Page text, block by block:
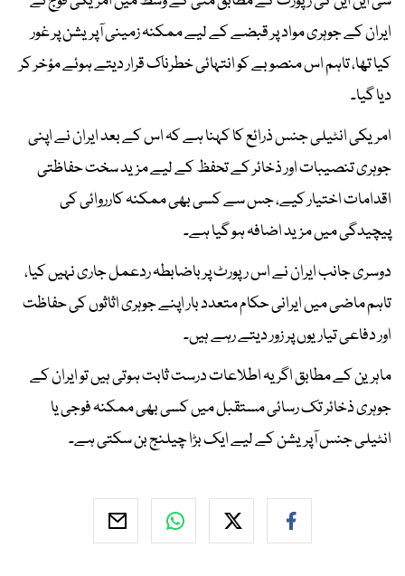
ایران کے جوہری مواد پر قبضے کے لیے ممکنہ زمینی آپریشن پر غور
کیا تھا، تاہم اس منصوبے کو انتہائی خطرناک قرار دیتے ہوئے مؤخر کر
دیا گیا۔
امریکی انٹیلی جنس ذرائع کا کہنا ہے کہ اس کے بعد ایران نے اپنی
جوہری تنصیبات اور ذخائر کے تحفظ کے لیے مزید سخت حفاظتی
اقدامات اختیار کیے، جس سے کسی بھی ممکنہ کارروائی کی
پیچیدگی میں مزید اضافہ ہو گیا ہے۔
دوسری جانب ایران نے اس رپورٹ پر باضابطہ ردعمل جاری نہیں کیا،
تاہم ماضی میں ایرانی حکام متعدد بار اپنے جوہری اثاثوں کی حفاظت
اور دفاعی تیاریوں پر زور دیتے رہے ہیں۔
ماہرین کے مطابق اگر یہ اطلاعات درست ثابت ہوتی ہیں تو ایران کے
جوہری ذخائر تک رسائی مستقبل میں کسی بھی ممکنہ فوجی یا
انٹیلی جنس آپریشن کے لیے ایک بڑا چیلنج بن سکتی ہے۔